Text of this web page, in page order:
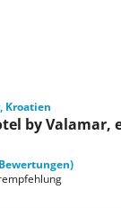
Kroatien
by Valamar,